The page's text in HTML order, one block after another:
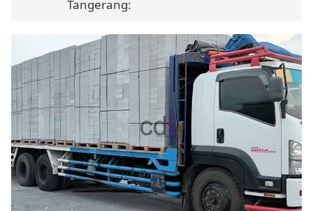
Tangerang: